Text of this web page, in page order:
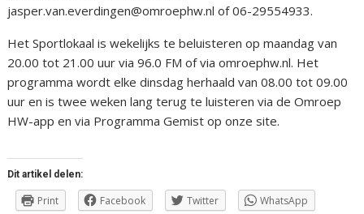
jasper.van.everdingen@omroephw.nl of 06-29554933.
Het Sportlokaal is wekelijks te beluisteren op maandag van
20.00 tot 21.00 uur via 96.0 FM of via omroephw.nl. Het
programma wordt elke dinsdag herhaald van 08.00 tot 09.00
uur en is twee weken lang terug te luisteren via de Omroep
HW-app en via Programma Gemist op onze site.
Dit artikel delen:
Print Facebook Twitter WhatsApp